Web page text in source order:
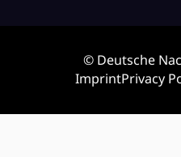
© Deutsche
ImprintPrivacy